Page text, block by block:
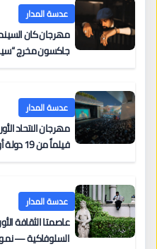
عدسة المدار
جاكسون مخرج
عدسة المدار
فيلماً من 19 دولة أوروبية بالدخول المجاني
عدسة المدار
السلوفاكية —